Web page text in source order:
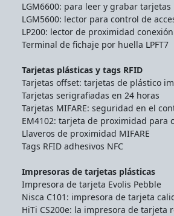
LGM6600: para leer y grabar tarjetas
LGM5600: lector para control de
LP200: lector de proximidad conexión
Terminal de fichaje por huella LPFT7
Tarjetas plásticas y tags RFID
Tarjetas offset: tarjetas de plástico
Tarjetas serigrafiadas en 24 horas
Tarjetas MIFARE: seguridad en el
EM4102: tarjeta de proximidad para
Llaveros de proximidad MIFARE
Tags RFID adhesivos NFC
Impresoras de tarjetas plásticas
Impresora de tarjeta Evolis Pebble
Nisca C101: impresora de tarjeta
HiTi CS200e: la impresora de tarjeta